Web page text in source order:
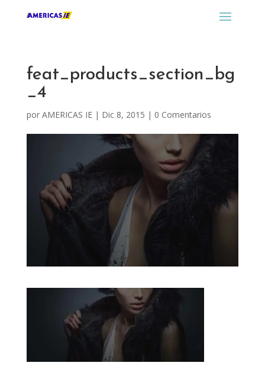
feat_products_section_bg
_4
por AMERICAS IE| Dic 8, 2015 | 0 Comentarios